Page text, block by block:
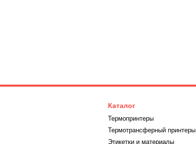
Каталог
Термопринтеры
Термотрансферный принтеры
Этикетки и материалы